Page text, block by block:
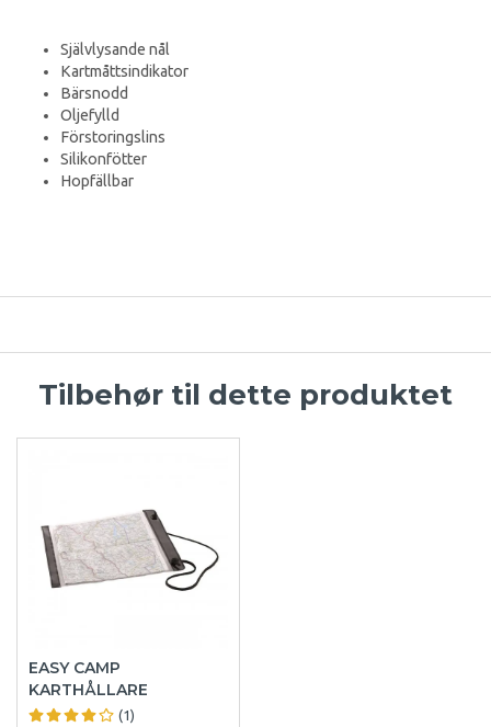
Självlysande nål
Kartmåttsindikator
Bärsnodd
Oljefylld
Förstoringslins
Silikonfötter
Hopfällbar
Tilbehør til dette produktet
EASY CAMP
KARTHÅLLARE
(1)